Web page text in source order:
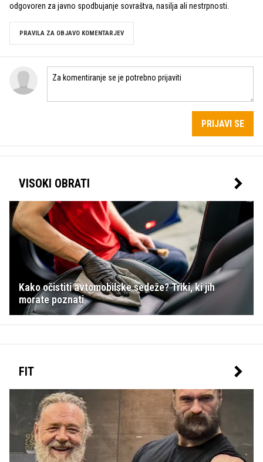
odgovoren za javno spodbujanje sovraštva, nasilja ali nestrpnosti.
PRAVILA ZA OBJAVO KOMENTARJEV
PRIJAVI SE
VISOKI OBRATI
Kako očistiti avtomobilske sedeže? Triki, ki jih
morate poznati
FIT